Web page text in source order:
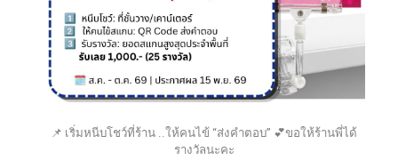
📌 เริ่มหนีบโชว์ที่ร้าน ..ให้คนไข้ “ส่งคำตอบ” 💕ขอให้ร้านพี่ได้
รางวัลนะคะ